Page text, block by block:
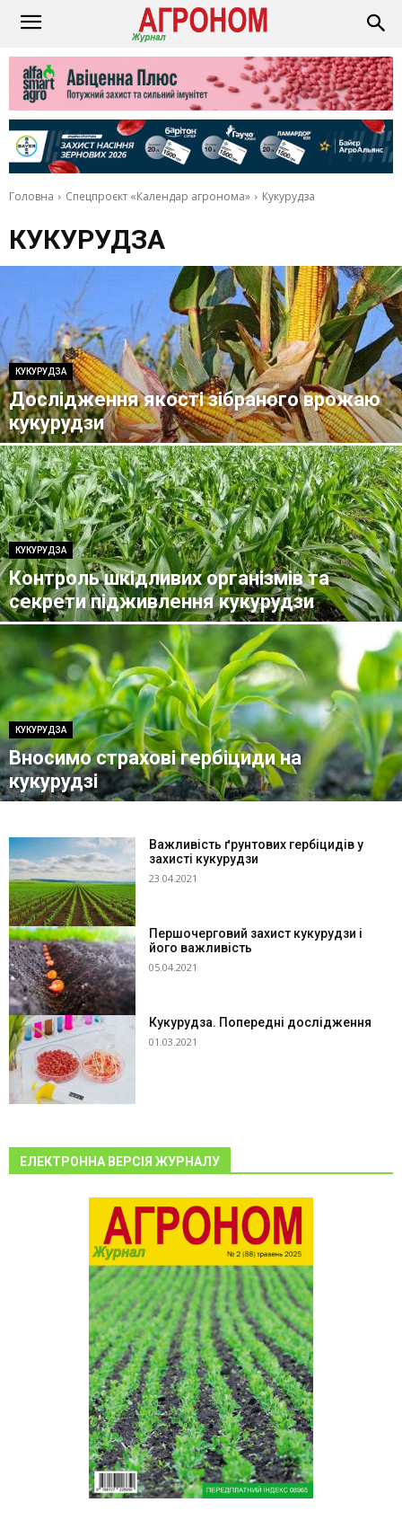
Головна Спецпроєкт «Календар aгрономa» Кукурудза
КУКУРУДЗА
КУКУРУДЗА
Дослідження якості зібраного врожаю
кукурудзи
КУКУРУДЗА
Контроль шкідливих організмів та
секрети підживлення кукурудзи
КУКУРУДЗА
Вносимо страхові гербіциди на
кукурудзі
Важливість ґрунтових гербіцидів у
захисті кукурудзи
23.04.2021
Першочерговий захист кукурудзи і
його важливість
05.04.2021
Кукурудза. Попередні дослідження
01.03.2021
ЕЛЕКТРОННА ВЕРСІЯ ЖУРНАЛУ